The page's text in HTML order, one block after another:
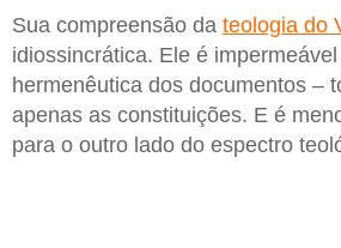
Sua compreensão da teologia do
idiossincrática. Ele é
hermenêutica dos documentos –
apenas as constituições. E é
para o outro lado do espectro